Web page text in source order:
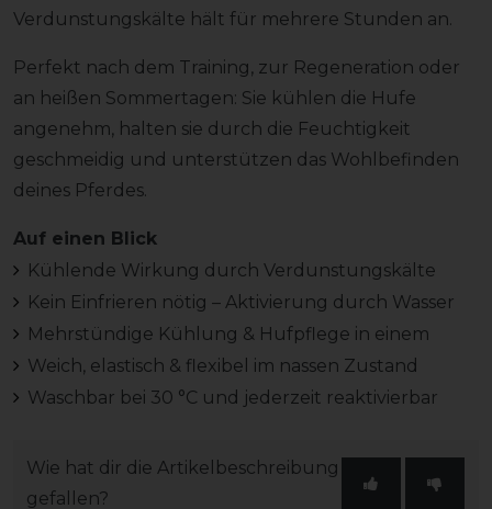
Verdunstungskälte hält für mehrere Stunden an.
Perfekt nach dem Training, zur Regeneration oder
an heißen Sommertagen: Sie kühlen die Hufe
angenehm, halten sie durch die Feuchtigkeit
geschmeidig und unterstützen das Wohlbefinden
deines Pferdes.
Auf einen Blick
Kühlende Wirkung durch Verdunstungskälte
Kein Einfrieren nötig – Aktivierung durch Wasser
Mehrstündige Kühlung & Hufpflege in einem
Weich, elastisch & flexibel im nassen Zustand
Waschbar bei 30 °C und jederzeit reaktivierbar
Wie hat dir die Artikelbeschreibung
gefallen?